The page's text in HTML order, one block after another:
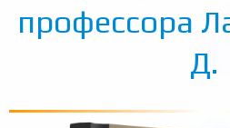
профессора
Д.